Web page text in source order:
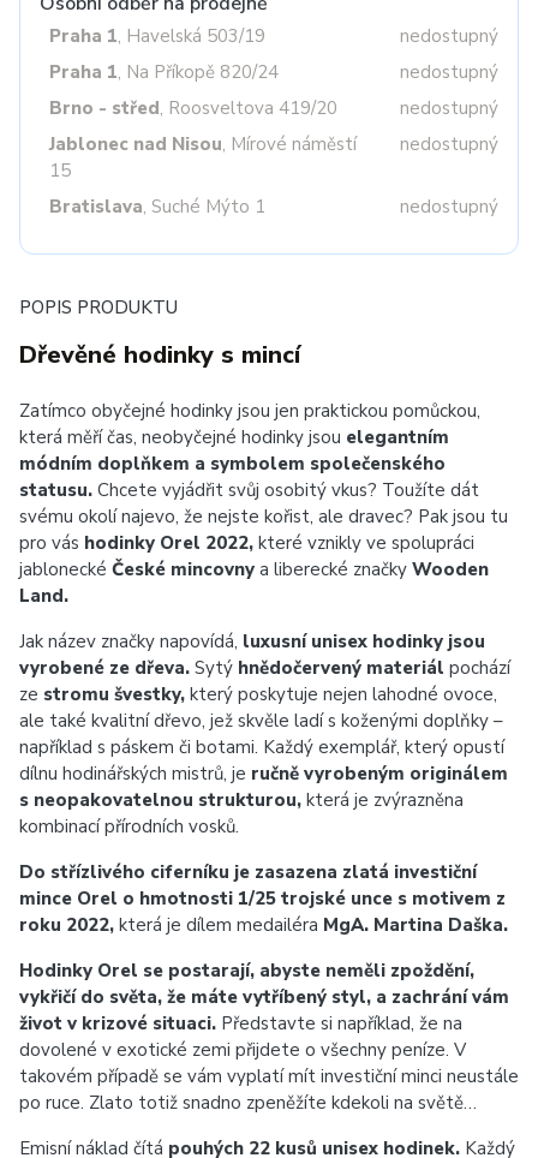
Praha 1, Havelská 503/19
nedostupný
Praha 1, Na Příkopě 820/24
nedostupný
Brno - střed, Roosveltova 419/20
nedostupný
Jablonec nad Nisou, Mírové náměstí
15
nedostupný
Bratislava, Suché Mýto 1 nedostupný
POPIS PRODUKTU
Dřevěné hodinky s mincí
Zatímco obyčejné hodinky jsou jen praktickou pomůckou,
která měří čas, neobyčejné hodinky jsou elegantním
módním doplňkem a symbolem společenského
statusu. Chcete vyjádřit svůj osobitý vkus? Toužíte dát
svému okolí najevo, že nejste kořist, ale dravec? Pak jsou tu
pro vás hodinky Orel 2022, které vznikly ve spolupráci
jablonecké České mincovny a liberecké značky Wooden
Land.
Jak název značky napovídá, luxusní unisex hodinky jsou
vyrobené ze dřeva. Sytý hnědočervený materiál pochází
ze stromu švestky, který poskytuje nejen lahodné ovoce,
ale také kvalitní dřevo, jež skvěle ladí s koženými doplňky –
například s páskem či botami. Každý exemplář, který opustí
dílnu hodinářských mistrů, je ručně vyrobeným originálem
s neopakovatelnou strukturou, která je zvýrazněna
kombinací přírodních vosků.
Do střízlivého ciferníku je zasazena zlatá investiční
mince Orel o hmotnosti 1/25 trojské unce s motivem z
roku 2022, která je dílem medailéra MgA. Martina Daška.
Hodinky Orel se postarají, abyste neměli zpoždění,
vykřičí do světa, že máte vytříbený styl, a zachrání vám
život v krizové situaci. Představte si například, že na
dovolené v exotické zemi přijdete o všechny peníze. V
takovém případě se vám vyplatí mít investiční minci neustále
po ruce. Zlato totiž snadno zpeněžíte kdekoli na světě…
Emisní náklad čítá pouhých 22 kusů unisex hodinek. Každý